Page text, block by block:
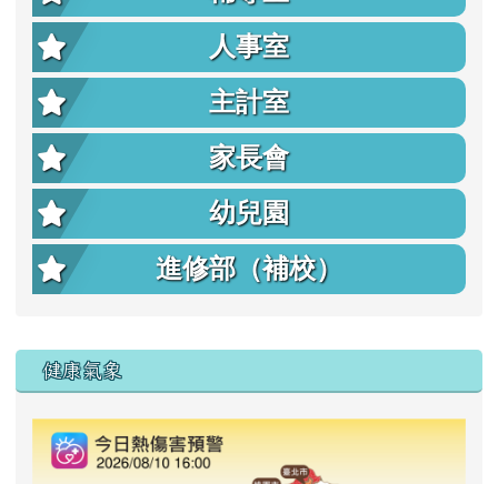
人事室
主計室
家長會
幼兒園
進修部（補校）
右邊區域內容
健康氣象